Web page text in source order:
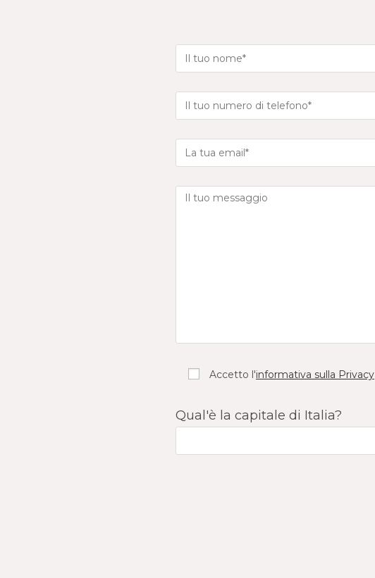
Accetto l'informativa sulla Privacy
Qual'è la capitale di Italia?